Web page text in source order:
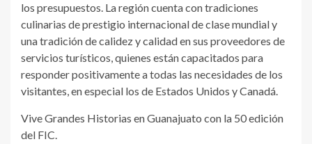
los presupuestos. La región cuenta con tradiciones
culinarias de prestigio internacional de clase mundial y
una tradición de calidez y calidad en sus proveedores de
servicios turísticos, quienes están capacitados para
responder positivamente a todas las necesidades de los
visitantes, en especial los de Estados Unidos y Canadá.
Vive Grandes Historias en Guanajuato con la 50 edición
del FIC.